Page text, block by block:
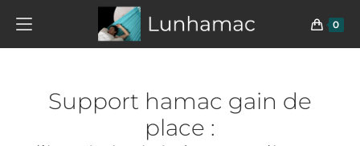
0
Support hamac gain de
place :